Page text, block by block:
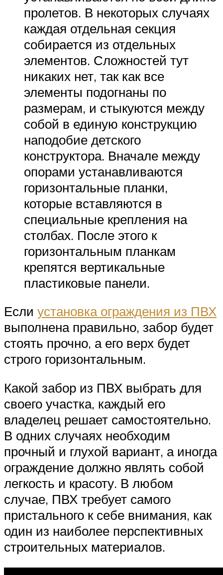
пролетов. В некоторых случаях
каждая отдельная секция
собирается из отдельных
элементов. Сложностей тут
никаких нет, так как все
элементы подогнаны по
размерам, и стыкуются между
собой в единую конструкцию
наподобие детского
конструктора. Вначале между
опорами устанавливаются
горизонтальные планки,
которые вставляются в
специальные крепления на
столбах. После этого к
горизонтальным планкам
крепятся вертикальные
пластиковые панели.
Если установка ограждения из ПВХ
выполнена правильно, забор будет
стоять прочно, а его верх будет
строго горизонтальным.
Какой забор из ПВХ выбрать для
своего участка, каждый его
владелец решает самостоятельно.
В одних случаях необходим
прочный и глухой вариант, а иногда
ограждение должно являть собой
легкость и красоту. В любом
случае, ПВХ требует самого
пристального к себе внимания, как
один из наиболее перспективных
строительных материалов.